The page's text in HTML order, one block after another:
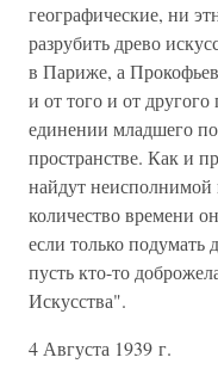
географические, ни
разрубить древо
в Париже, а
и от того и от
единении младшего
пространстве. Как и
найдут неисполнимой
количество времени
если только подумать
пусть кто-то
Искусства".
4 Августа 1939 г.